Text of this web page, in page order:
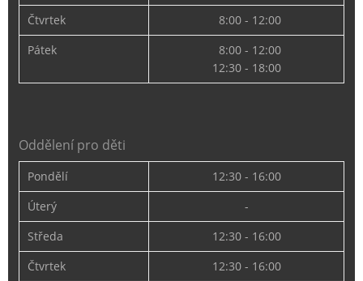
Čtvrtek
8:00 - 12:00
Pátek
8:00 - 12:00
12:30 - 18:00
Oddělení pro děti
Pondělí
12:30 - 16:00
Úterý
-
Středa
12:30 - 16:00
Čtvrtek
12:30 - 16:00